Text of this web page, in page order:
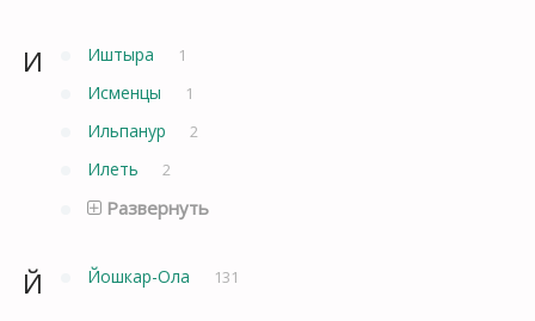
И Иштыра 1
Исменцы 1
Ильпанур 2
Илеть 2
Развернуть
Й Йошкар-Ола 131